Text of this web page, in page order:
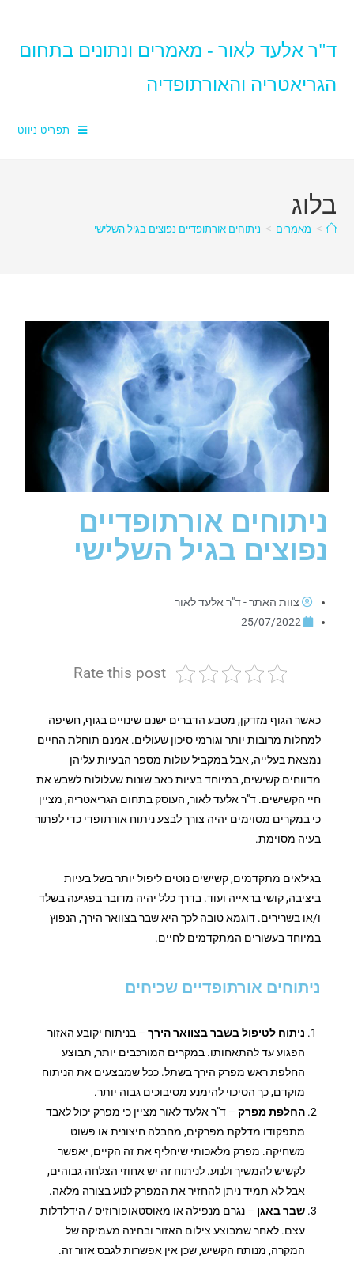
ד"ר אלעד לאור - מאמרים ונתונים בתחום
הגריאטריה והאורתופדיה
תפריט ניווט
בלוג
> מאמרים > ניתוחים אורתופדיים נפוצים בגיל השלישי
ניתוחים אורתופדיים
נפוצים בגיל השלישי
צוות האתר - ד"ר אלעד לאור
25/07/2022
Rate this post
כאשר הגוף מזדקן, מטבע הדברים ישנם שינויים בגוף, חשיפה
למחלות מרובות יותר וגורמי סיכון שעולים. אמנם תוחלת החיים
נמצאת בעלייה, אבל במקביל עולות מספר הבעיות עליהן
מדווחים קשישים, במיוחד בעיות כאב שונות שעלולות לשבש את
חיי הקשישים. ד"ר אלעד לאור, העוסק בתחום הגריאטריה, מציין
כי במקרים מסוימים יהיה צורך לבצע ניתוח אורתופדי כדי לפתור
בעיה מסוימת.
בגילאים מתקדמים, קשישים נוטים ליפול יותר בשל בעיות
ביציבה, קושי בראייה ועוד. בדרך כלל יהיה מדובר בפגיעה בשלד
ו/או בשרירים. דוגמא טובה לכך היא שבר בצוואר הירך, הנפוץ
במיוחד בעשורים המתקדמים לחיים.
ניתוחים אורתופדיים שכיחים
ניתוח לטיפול בשבר בצוואר הירך – בניתוח יקובע האזור
הפגוע עד להתאחותו. במקרים המורכבים יותר, תבוצע
החלפת ראש מפרק הירך בשתל. ככל שמבצעים את הניתוח
מוקדם, כך הסיכוי להימנע מסיבוכים גבוה יותר.
החלפת מפרק – ד"ר אלעד לאור מציין כי מפרק יכול לאבד
מתפקודו מדלקת מפרקים, מחבלה חיצונית או פשוט
משחיקה. מפרק מלאכותי שיחליף את זה הקיים, יאפשר
לקשיש להמשיך ולנוע. לניתוח זה יש אחוזי הצלחה גבוהים,
אבל לא תמיד ניתן להחזיר את המפרק לנוע בצורה מלאה.
שבר באגן – נגרם מנפילה או מאוסטאופורוזיס / הידלדלות
עצם. לאחר שמבוצע צילום האזור ובחינה מעמיקה של
המקרה, מנותח הקשיש, שכן אין אפשרות לגבס אזור זה.